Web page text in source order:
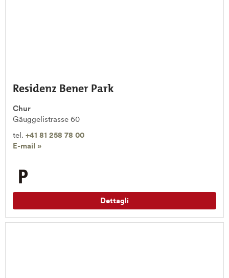
Residenz Bener Park
Chur
Gäuggelistrasse 60
tel. +41 81 258 78 00
E-mail »
Dettagli